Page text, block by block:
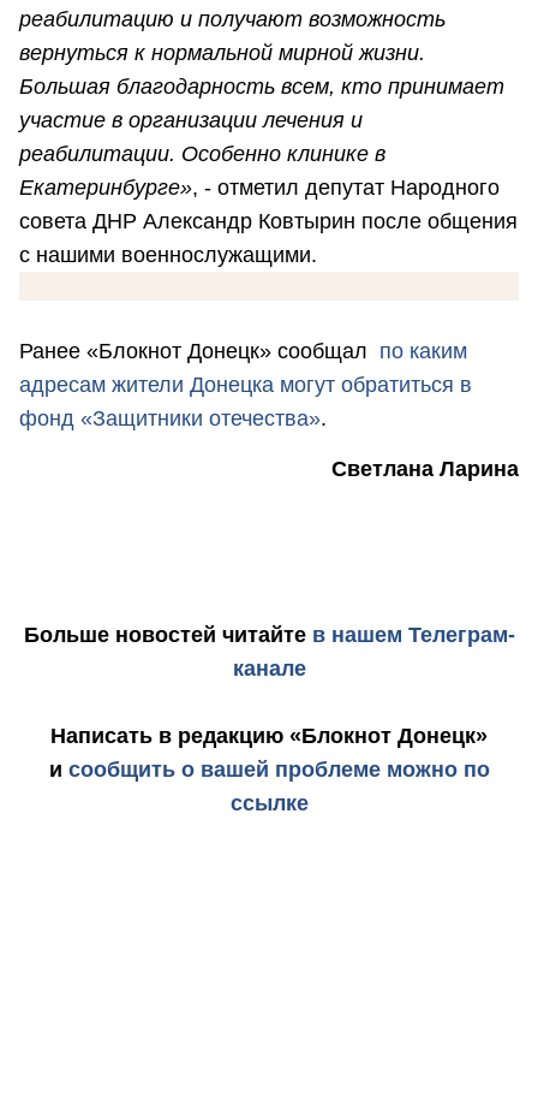
реабилитацию и получают возможность
вернуться к нормальной мирной жизни.
Большая благодарность всем, кто принимает
участие в организации лечения и
реабилитации. Особенно клинике в
Екатеринбурге», - отметил депутат Народного
совета ДНР Александр Ковтырин после общения
с нашими военнослужащими.
Ранее «Блокнот Донецк» сообщал по каким
адресам жители Донецка могут обратиться в
фонд «Защитники отечества».
Светлана Ларина
Больше новостей читайте в нашем Телеграм-
канале
Написать в редакцию «Блокнот Донецк»
и сообщить о вашей проблеме можно по
ссылке